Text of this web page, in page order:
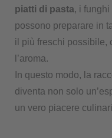
piatti di pasta, i funghi
possono preparare in
il più freschi possibile,
l’aroma.
In questo modo, la
diventa non solo
un vero piacere